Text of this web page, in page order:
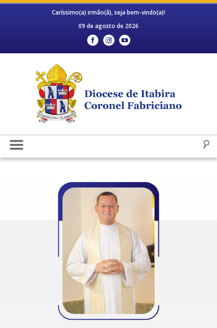
Caríssimo(a) irmão(ã), seja bem-vindo(a)!
09 de agosto de 2026